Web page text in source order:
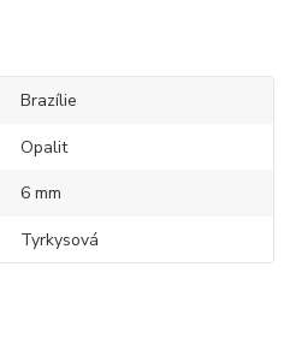
Brazílie
Opalit
6 mm
Tyrkysová